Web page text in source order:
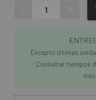
Excepto últimas
Consultar tiempos